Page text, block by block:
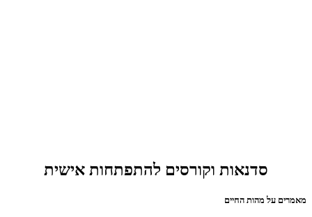
סדנאות וקורסים להתפתחות אישית
מאמרים על מהות החיים